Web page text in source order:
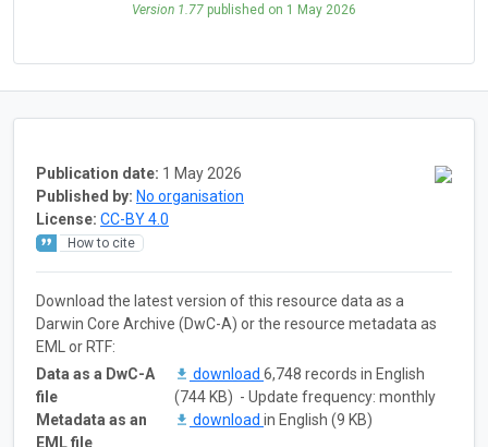
Version 1.77 published on 1 May 2026
Publication date: 1 May 2026
Published by: No organisation
License: CC-BY 4.0
How to cite
Download the latest version of this resource data as a
Darwin Core Archive (DwC-A) or the resource metadata as
EML or RTF:
Data as a DwC-A
file
download 6,748 records in English
(744 KB) - Update frequency: monthly
Metadata as an
EML file
download in English (9 KB)